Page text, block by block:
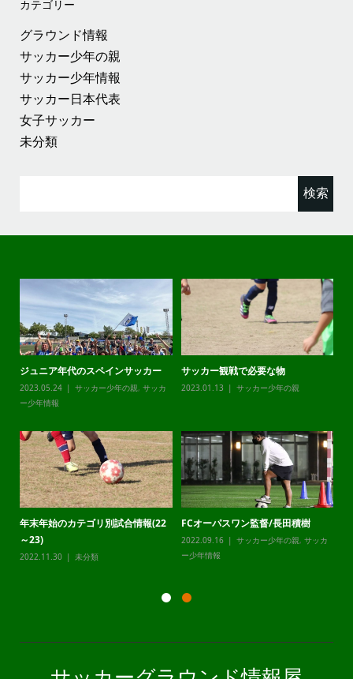
カテゴリー
グラウンド情報
サッカー少年の親
サッカー少年情報
サッカー日本代表
女子サッカー
未分類
ジュニア年代のスペインサッカー
2023.05.24 サッカー少年の親, サッカ
ー少年情報
サッカー観戦で必要な物
2023.01.13 サッカー少年の親
年末年始のカテゴリ別試合情報(22
～23)
2022.11.30 未分類
FCオーパスワン監督/長田積樹
2022.09.16 サッカー少年の親, サッカ
ー少年情報